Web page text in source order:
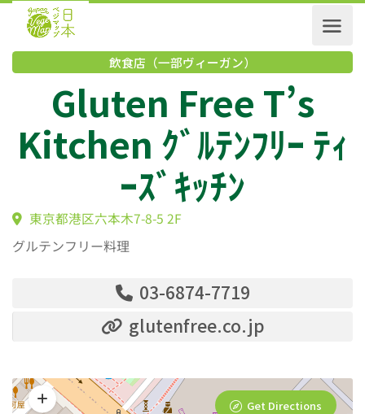
飲食店（一部ヴィーガン）
Gluten Free T’s
Kitchen ｸﾞﾙﾃﾝﾌﾘｰ
ｰｽﾞｷｯﾁﾝ
東京都港区六本木7-8-5 2F
グルテンフリー料理
03-6874-7719
glutenfree.co.jp
Get Directions